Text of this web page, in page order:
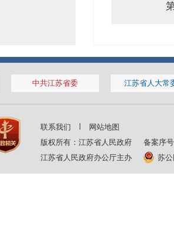
中共江苏省委 江苏省人大常
联系我们
网站地图
版权所有：江苏省人民政府
备案序
江苏省人民政府办公厅主办
苏